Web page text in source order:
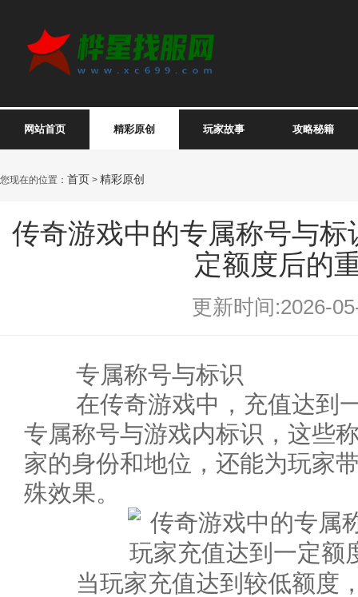
网站首页 精彩原创 玩家故事 攻略秘籍
您现在的位置： 首页 > 精彩原创
传奇游戏中的专属称号与
定额度后的
更新时间:2026-
专属称号与标识
在传奇游戏中，充值达到
专属称号与游戏内标识，这些
家的身份和地位，还能为玩家
殊效果。
当玩家充值达到较低额度